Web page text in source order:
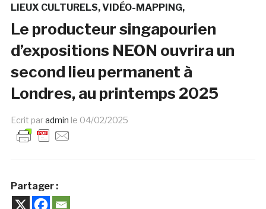
LIEUX CULTURELS VIDÉO-MAPPING
Le producteur singapourien
d’expositions NEON ouvrira un
second lieu permanent à
Londres, au printemps 2025
Ecrit paradmin le 04/02/2025
Partager :